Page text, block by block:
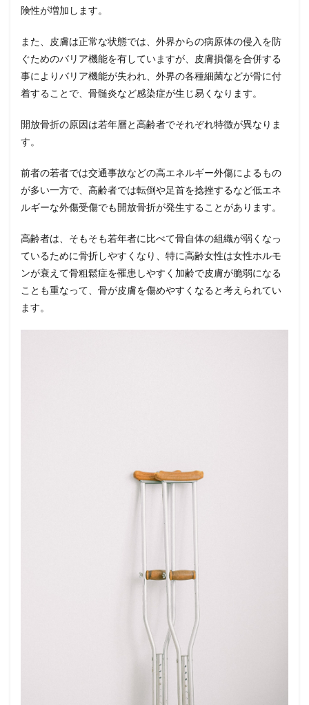
険性が増加します。
また、皮膚は正常な状態では、外界からの病原体の侵入を防
ぐためのバリア機能を有していますが、皮膚損傷を合併する
事によりバリア機能が失われ、外界の各種細菌などが骨に付
着することで、骨髄炎など感染症が生じ易くなります。
開放骨折の原因は若年層と高齢者でそれぞれ特徴が異なりま
す。
前者の若者では交通事故などの高エネルギー外傷によるもの
が多い一方で、高齢者では転倒や足首を捻挫するなど低エネ
ルギーな外傷受傷でも開放骨折が発生することがあります。
高齢者は、そもそも若年者に比べて骨自体の組織が弱くなっ
ているために骨折しやすくなり、特に高齢女性は女性ホルモ
ンが衰えて骨粗鬆症を罹患しやすく加齢で皮膚が脆弱になる
ことも重なって、骨が皮膚を傷めやすくなると考えられてい
ます。